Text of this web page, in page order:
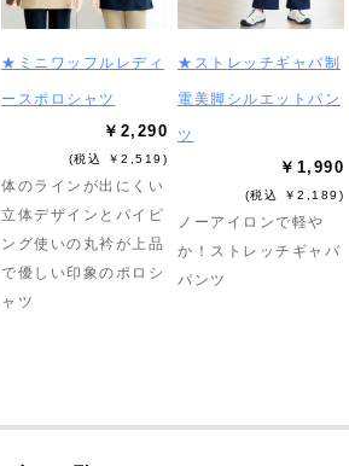
★ミニワッフルレディ
ースポロシャツ
￥2,290
(税込 ￥2,519)
体のラインが出にくい
立体デザインとパイピ
ング使いの丸衿が上品
で優しい印象のポロシ
ャツ
★ストレッチギャバ制
電美脚シルエットパン
ツ
￥1,990
(税込 ￥2,189)
ノーアイロンで軽や
か！ストレッチギャバ
パンツ